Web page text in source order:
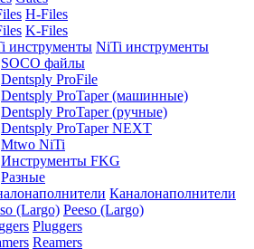
H-Files
K-Files
NiTi инструменты
SOCO файлы
Dentsply ProFile
Dentsply ProTaper (машинные)
Dentsply ProTaper (ручные)
Dentsply ProTaper NEXT
Mtwo NiTi
Инструменты FKG
Разные
Каналонаполнители
Peeso (Largo)
Pluggers
Reamers